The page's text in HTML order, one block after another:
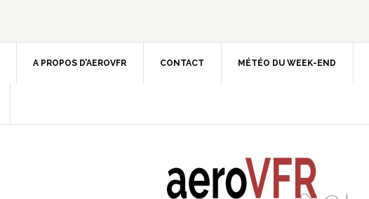
A PROPOS D’AEROVFR CONTACT MÉTÉO DU WEEK-END